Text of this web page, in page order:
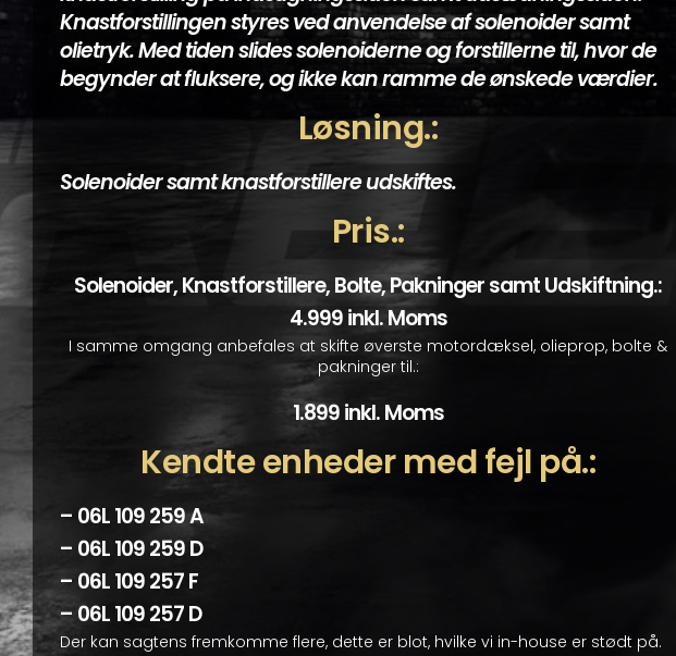
Knastforstillingen styres ved anvendelse af solenoider samt
olietryk. Med tiden slides solenoiderne og forstillerne til, hvor de
begynder at fluksere, og ikke kan ramme de ønskede værdier.
Løsning.:
Solenoider samt knastforstillere udskiftes.
Pris.:
Solenoider, Knastforstillere, Bolte, Pakninger samt Udskiftning.:
4.999 inkl. Moms
I samme omgang anbefales at skifte øverste motordæksel, olieprop, bolte &
pakninger til.:
1.899 inkl. Moms
Kendte enheder med fejl på.:
– 06L 109 259 A
– 06L 109 259 D
– 06L 109 257 F
– 06L 109 257 D
Der kan sagtens fremkomme flere, dette er blot, hvilke vi in-house er stødt på.